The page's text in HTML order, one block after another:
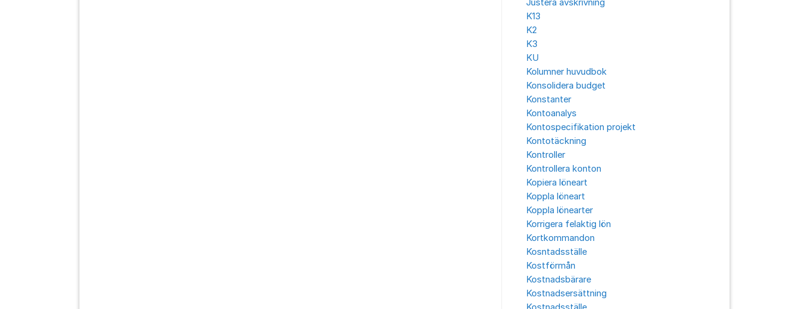
Justera avskrivning
K13
K2
K3
KU
Kolumner huvudbok
Konsolidera budget
Konstanter
Kontoanalys
Kontospecifikation projekt
Kontotäckning
Kontroller
Kontrollera konton
Kopiera löneart
Koppla löneart
Koppla lönearter
Korrigera felaktig lön
Kortkommandon
Kosntadsställe
Kostförmån
Kostnadsbärare
Kostnadsersättning